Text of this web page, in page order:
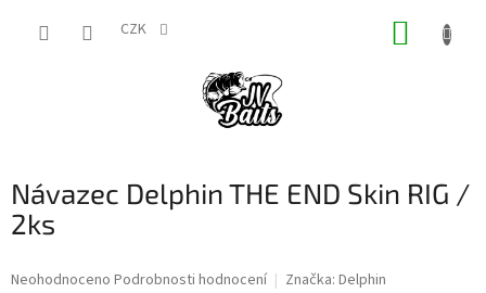
CZK
Návazec Delphin THE END Skin RIG /
2ks
Průměrné
Neohodnoceno Podrobnosti hodnocení Značka: Delphin